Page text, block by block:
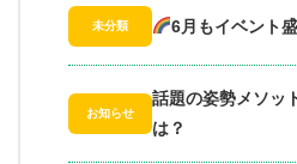
未分類 6月もイベント
お知らせ
話題の姿勢メソッ
は？